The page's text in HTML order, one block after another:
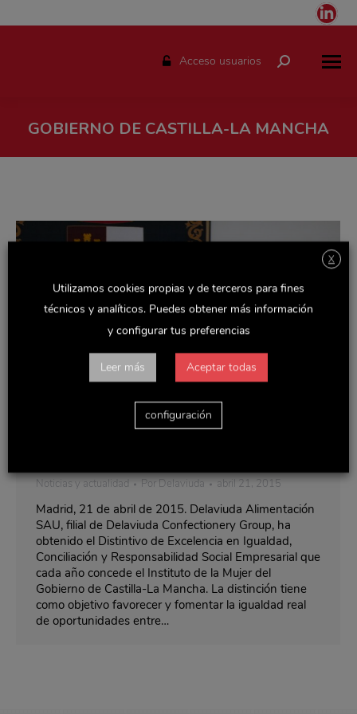
Acceso usuarios Buscar:
GOBIERNO DE CASTILLA-LA MANCHA
Delaviuda recibe el Distintivo de
Noticias y actualidad Por Delaviuda abril 21, 2015
Madrid, 21 de abril de 2015. Delaviuda Alimentación
SAU, filial de Delaviuda Confectionery Group, ha
obtenido el Distintivo de Excelencia en Igualdad,
Conciliación y Responsabilidad Social Empresarial que
cada año concede el Instituto de la Mujer del
Gobierno de Castilla-La Mancha. La distinción tiene
como objetivo favorecer y fomentar la igualdad real
de oportunidades entre…
X
Utilizamos cookies propias y de terceros para fines
técnicos y analíticos. Puedes obtener más información
y configurar tus preferencias
Leer más Aceptar todas
configuración